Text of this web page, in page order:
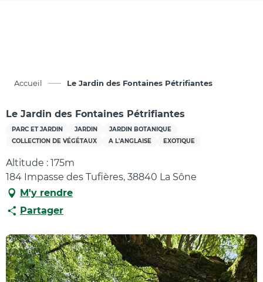
Accueil Le Jardin des Fontaines Pétrifiantes
Le Jardin des Fontaines Pétrifiantes
PARC ET JARDIN JARDIN
JARDIN BOTANIQUE
COLLECTION DE VÉGÉTAUX
A L'ANGLAISE EXOTIQUE
Altitude : 175m
184 Impasse des Tufières, 38840 La Sône
M'y rendre
Partager